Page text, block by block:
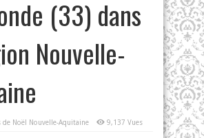
(33) dans
Nouvelle-
de Noël Nouvelle-Aquitaine 9,137 Vues